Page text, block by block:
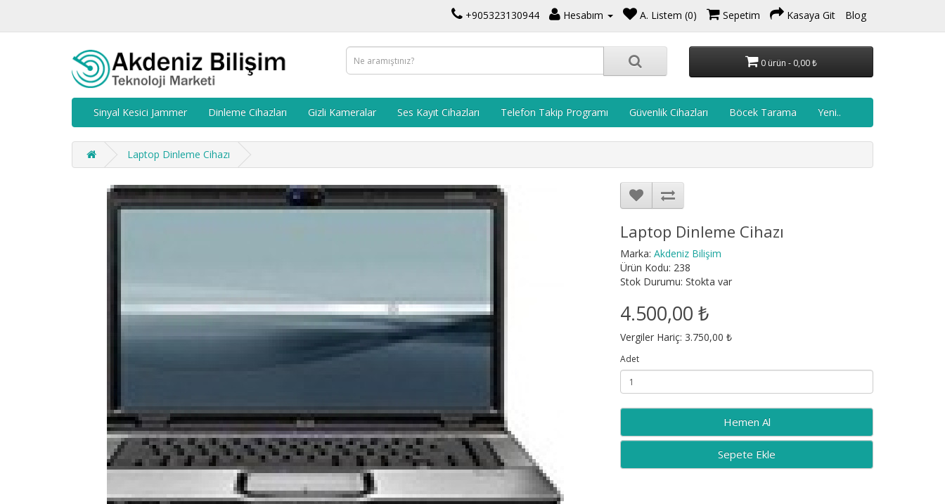
+905323130944 Hesabım A. Listem (0) Sepetim Kasaya Git Blog
0 ürün - 0,00 ₺
Sinyal Kesici Jammer Dinleme Cihazları Gizli Kameralar Ses Kayıt Cihazları Telefon Takip Programı Güvenlik Cihazları Böcek Tarama Yeni..
Laptop Dinleme Cihazı
Laptop Dinleme Cihazı
Marka: Akdeniz Bilişim
Ürün Kodu: 238
Stok Durumu: Stokta var
4.500,00 ₺
Vergiler Hariç: 3.750,00 ₺
Adet
Sepete Ekle